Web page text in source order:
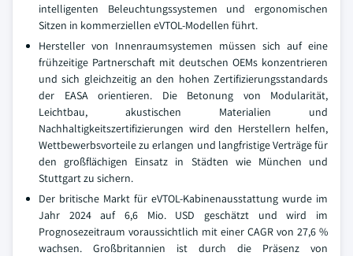
intelligenten Beleuchtungssystemen und ergonomischen
Sitzen in kommerziellen eVTOL-Modellen führt.
Hersteller von Innenraumsystemen müssen sich auf eine
frühzeitige Partnerschaft mit deutschen OEMs konzentrieren
und sich gleichzeitig an den hohen Zertifizierungsstandards
der EASA orientieren. Die Betonung von Modularität,
Leichtbau, akustischen Materialien und
Nachhaltigkeitszertifizierungen wird den Herstellern helfen,
Wettbewerbsvorteile zu erlangen und langfristige Verträge für
den großflächigen Einsatz in Städten wie München und
Stuttgart zu sichern.
Der britische Markt für eVTOL-Kabinenausstattung wurde im
Jahr 2024 auf 6,6 Mio. USD geschätzt und wird im
Prognosezeitraum voraussichtlich mit einer CAGR von 27,6 %
wachsen. Großbritannien ist durch die Präsenz von